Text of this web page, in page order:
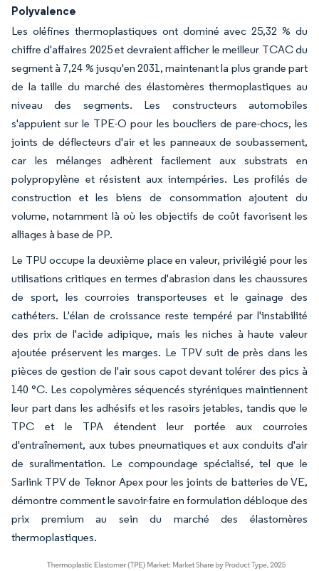
Polyvalence
Les oléfines thermoplastiques ont dominé avec 25,32 % du
chiffre d'affaires 2025 et devraient afficher le meilleur TCAC du
segment à 7,24 % jusqu'en 2031, maintenant la plus grande part
de la taille du marché des élastomères thermoplastiques au
niveau des segments. Les constructeurs automobiles
s'appuient sur le TPE-O pour les boucliers de pare-chocs, les
joints de déflecteurs d'air et les panneaux de soubassement,
car les mélanges adhèrent facilement aux substrats en
polypropylène et résistent aux intempéries. Les profilés de
construction et les biens de consommation ajoutent du
volume, notamment là où les objectifs de coût favorisent les
alliages à base de PP.
Le TPU occupe la deuxième place en valeur, privilégié pour les
utilisations critiques en termes d'abrasion dans les chaussures
de sport, les courroies transporteuses et le gainage des
cathéters. L'élan de croissance reste tempéré par l'instabilité
des prix de l'acide adipique, mais les niches à haute valeur
ajoutée préservent les marges. Le TPV suit de près dans les
pièces de gestion de l'air sous capot devant tolérer des pics à
140 °C. Les copolymères séquencés styréniques maintiennent
leur part dans les adhésifs et les rasoirs jetables, tandis que le
TPC et le TPA étendent leur portée aux courroies
d'entraînement, aux tubes pneumatiques et aux conduits d'air
de suralimentation. Le compoundage spécialisé, tel que le
Sarlink TPV de Teknor Apex pour les joints de batteries de VE,
démontre comment le savoir-faire en formulation débloque des
prix premium au sein du marché des élastomères
thermoplastiques.